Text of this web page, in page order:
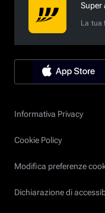
Super
La tua
Informativa Privacy
Cookie Policy
Modifica preferenze
Dichiarazione di